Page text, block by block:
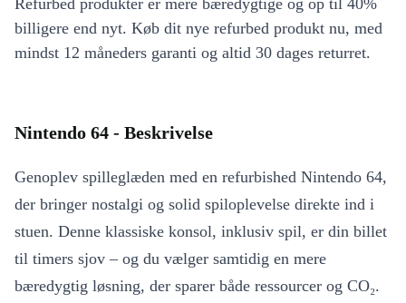
Refurbed produkter er mere bæredygtige og op til 40%
billigere end nyt. Køb dit nye refurbed produkt nu, med
mindst 12 måneders garanti og altid 30 dages returret.
Nintendo 64 - Beskrivelse
Genoplev spilleglæden med en refurbished Nintendo 64,
der bringer nostalgi og solid spiloplevelse direkte ind i
stuen. Denne klassiske konsol, inklusiv spil, er din billet
til timers sjov – og du vælger samtidig en mere
bæredygtig løsning, der sparer både ressourcer og CO₂.